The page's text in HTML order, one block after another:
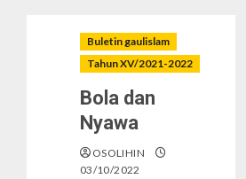
Buletin gaulislam
Tahun XV/2021-2022
Bola dan
Nyawa
OSOLIHIN
03/10/2022